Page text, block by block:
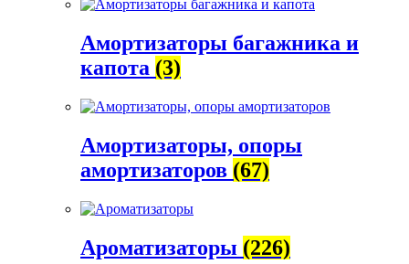
Амортизаторы багажника и
капота (3)
Амортизаторы, опоры
амортизаторов (67)
Ароматизаторы (226)